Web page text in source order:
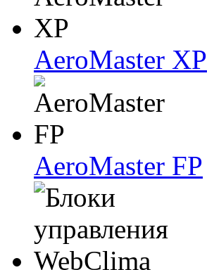
AeroMaster XP
AeroMaster FP